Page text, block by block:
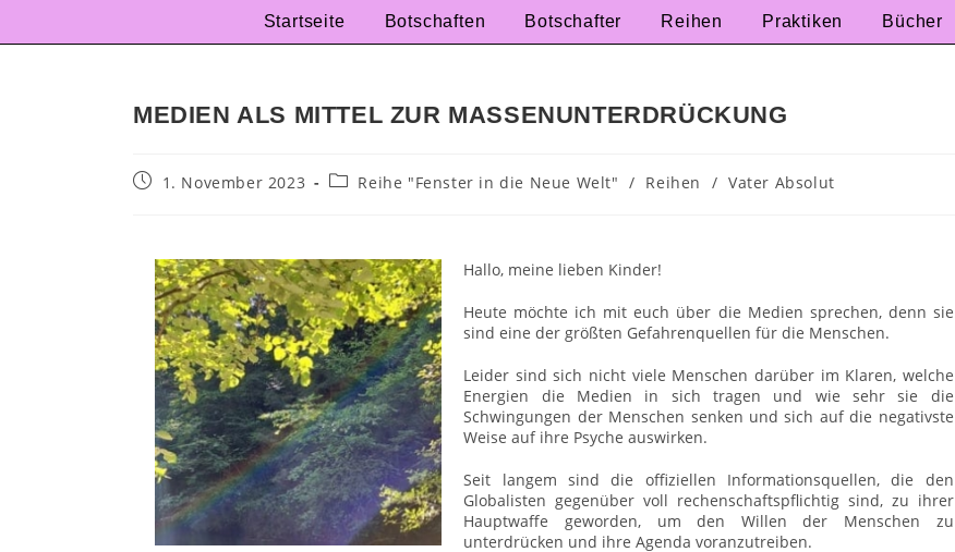
Startseite Botschaften Botschafter Reihen Praktiken Bücher
MEDIEN ALS MITTEL ZUR MASSENUNTERDRÜCKUNG
1. November 2023 Reihe "Fenster in die Neue Welt" / Reihen / Vater Absolut
Hallo, meine lieben Kinder!
Heute möchte ich mit euch über die Medien sprechen, denn sie
sind eine der größten Gefahrenquellen für die Menschen.
Leider sind sich nicht viele Menschen darüber im Klaren, welche
Energien die Medien in sich tragen und wie sehr sie die
Schwingungen der Menschen senken und sich auf die negativste
Weise auf ihre Psyche auswirken.
Seit langem sind die offiziellen Informationsquellen, die den
Globalisten gegenüber voll rechenschaftspflichtig sind, zu ihrer
Hauptwaffe geworden, um den Willen der Menschen zu
unterdrücken und ihre Agenda voranzutreiben.